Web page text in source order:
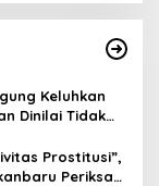
Keluhkan
Dinilai Tidak
Prostitusi”,
Periksa